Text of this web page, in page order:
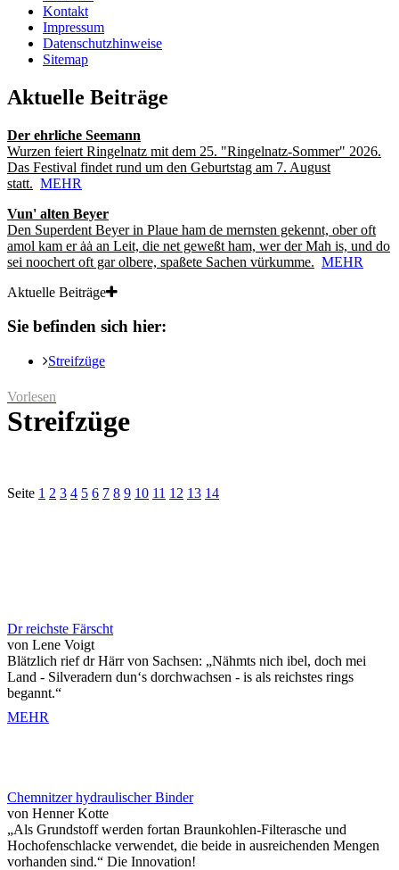
Kontakt
Impressum
Datenschutzhinweise
Sitemap
Aktuelle Beiträge
Der ehrliche Seemann
Wurzen feiert Ringelnatz mit dem 25. "Ringelnatz-Sommer" 2026.
Das Festival findet rund um den Geburtstag am 7. August
statt. MEHR
Vun' alten Beyer
Den Superdent Beyer in Plaue ham de mernsten gekennt, ober oft
amol kam er ȧȧ an Leit, die net geweßt ham, wer der Mah is, und do
sei noochert oft gar olbere, spaßete Sachen vürkumme. MEHR
Aktuelle Beiträge
Sie befinden sich hier:
Streifzüge
Vorlesen
Streifzüge
Seite 1 2 3 4 5 6 7 8 9 10 11 12 13 14
Dr reichste Färscht
von Lene Voigt
Blätzlich rief dr Härr von Sachsen: „Nähmts nich ibel, doch mei
Land - Silveradern dun‘s dorchwachsen - is als reichstes rings
begannt.“
MEHR
Chemnitzer hydraulischer Binder
von Henner Kotte
„Als Grundstoff werden fortan Braunkohlen-Filterasche und
Hochofenschlacke verwendet, die beide in ausreichenden Mengen
vorhanden sind.“ Die Innovation!